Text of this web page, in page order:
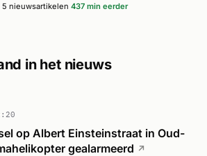
5 nieuwsartikelen 437 min eerder
in het nieuws
op Albert Einsteinstraat in Oud-
gealarmeerd ↗